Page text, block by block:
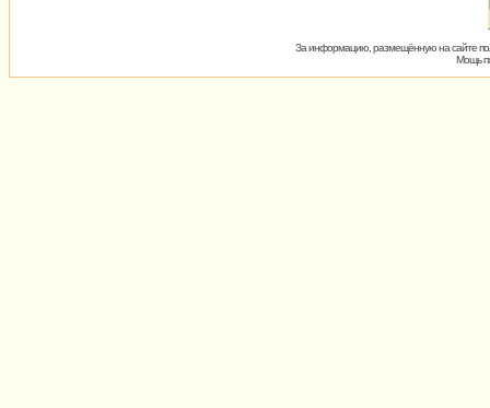
За информацию, размещённую на сайте
Мощь